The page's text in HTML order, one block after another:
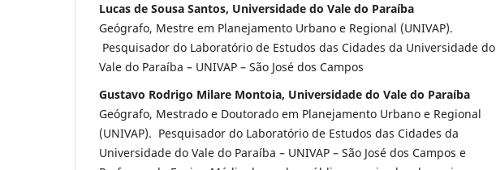
Lucas de Sousa Santos, Universidade do Vale do Paraíba
Geógrafo, Mestre em Planejamento Urbano e Regional (UNIVAP).
Pesquisador do Laboratório de Estudos das Cidades da Universidade do
Vale do Paraíba – UNIVAP – São José dos Campos
Gustavo Rodrigo Milare Montoia, Universidade do Vale do Paraíba
Geógrafo, Mestrado e Doutorado em Planejamento Urbano e Regional
(UNIVAP). Pesquisador do Laboratório de Estudos das Cidades da
Universidade do Vale do Paraíba – UNIVAP – São José dos Campos e